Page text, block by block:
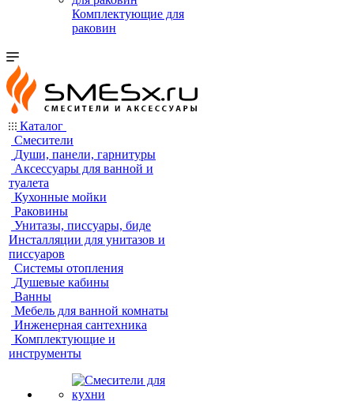
Комплектующие для
раковин
Каталог
Смесители
Души, панели, гарнитуры
Аксессуары для ванной и
туалета
Кухонные мойки
Раковины
Унитазы, писсуары, биде
Инсталляции для унитазов и
писсуаров
Системы отопления
Душевые кабины
Ванны
Мебель для ванной комнаты
Инженерная сантехника
Комплектующие и
инструменты